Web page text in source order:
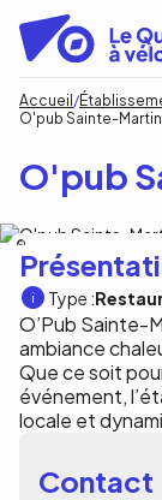
contenu
principal
Fil
Accueil
O'pub Sainte-
O'pub
Type :
O’Pub Sainte-
ambiance
Que ce soit
événement,
locale et
Contact